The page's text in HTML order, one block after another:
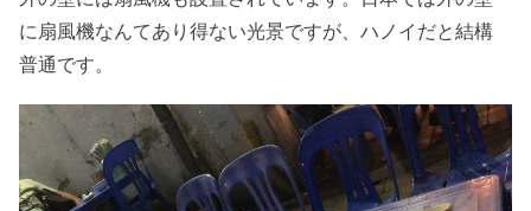
に扇風機なんてあり得ない光景ですが、ハノイだと結構
普通です。